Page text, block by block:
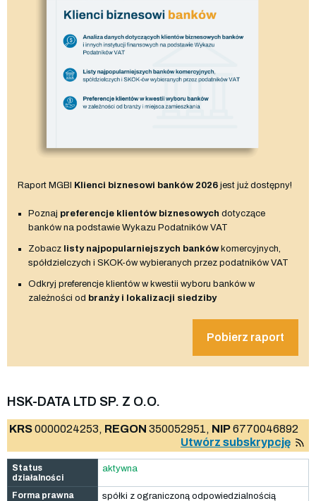
Raport MGBI Klienci biznesowi banków 2026 jest już dostępny!
Poznaj preferencje klientów biznesowych dotyczące
banków na podstawie Wykazu Podatników VAT
Zobacz listy najpopularniejszych bankówkomercyjnych,
spółdzielczych i SKOK-ów wybieranych przez podatników VAT
Odkryj preferencje klientów w kwestii wyboru banków w
zależności od branży i lokalizacji siedziby
Pobierz raport
HSK-DATA LTD SP. Z O.O.
KRS0000024253, REGON 350052951, NIP6770046892
Utwórz subskrypcję
Status
działalności
aktywna
Forma prawna
spółki z ograniczoną odpowiedzialnością